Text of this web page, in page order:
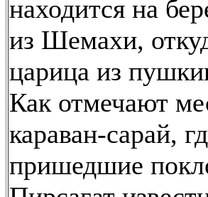
находится на
из Шемахи,
царица из
Как отмечают
караван-сарай,
пришедшие